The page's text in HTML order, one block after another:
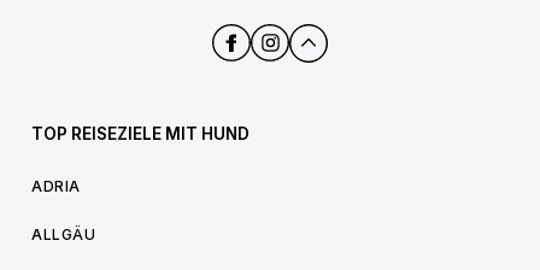
TOP REISEZIELE MIT HUND
ADRIA
ALLGÄU